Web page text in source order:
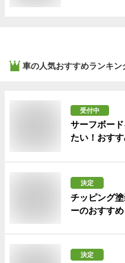
車の人気おすすめランキン
受付中
サーフボー
たい！おす
決定
チッピング
ーのおすすめ
決定